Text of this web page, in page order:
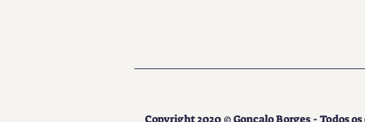
Copyright 2020 © Gonçalo Borges - Todos